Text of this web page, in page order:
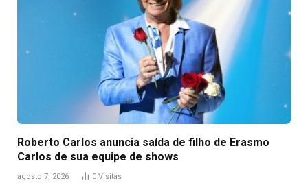
Roberto Carlos anuncia saída de filho de Erasmo
Carlos de sua equipe de shows
agosto 7, 2026 0 Visitas